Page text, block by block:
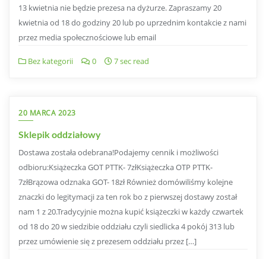
13 kwietnia nie będzie prezesa na dyżurze. Zapraszamy 20
kwietnia od 18 do godziny 20 lub po uprzednim kontakcie z nami
przez media społecznościowe lub email
Bez kategorii 0 7 sec read
20 MARCA 2023
Sklepik oddziałowy
Dostawa została odebrana!Podajemy cennik i możliwości
odbioru:Książeczka GOT PTTK- 7złKsiążeczka OTP PTTK-
7złBrązowa odznaka GOT- 18zł Również domówiliśmy kolejne
znaczki do legitymacji za ten rok bo z pierwszej dostawy został
nam 1 z 20.Tradycyjnie można kupić książeczki w każdy czwartek
od 18 do 20 w siedzibie oddziału czyli siedlicka 4 pokój 313 lub
przez umówienie się z prezesem oddziału przez […]